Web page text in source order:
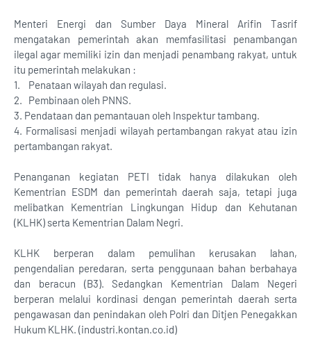
Menteri Energi dan Sumber Daya Mineral Arifin Tasrif
mengatakan pemerintah akan memfasilitasi penambangan
ilegal agar memiliki izin dan menjadi penambang rakyat, untuk
itu pemerintah melakukan :
1. Penataan wilayah dan regulasi.
2. Pembinaan oleh PNNS.
3. Pendataan dan pemantauan oleh Inspektur tambang.
4. Formalisasi menjadi wilayah pertambangan rakyat atau izin
pertambangan rakyat.
Penanganan kegiatan PETI tidak hanya dilakukan oleh
Kementrian ESDM dan pemerintah daerah saja, tetapi juga
melibatkan Kementrian Lingkungan Hidup dan Kehutanan
(KLHK) serta Kementrian Dalam Negri.
KLHK berperan dalam pemulihan kerusakan lahan,
pengendalian peredaran, serta penggunaan bahan berbahaya
dan beracun (B3). Sedangkan Kementrian Dalam Negeri
berperan melalui kordinasi dengan pemerintah daerah serta
pengawasan dan penindakan oleh Polri dan Ditjen Penegakkan
Hukum KLHK. (industri.kontan.co.id)